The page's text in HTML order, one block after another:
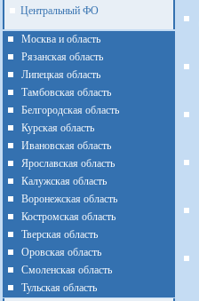
Центральный ФО
Москва и область
Рязанская область
Липецкая область
Тамбовская область
Белгородская область
Курская область
Ивановская область
Ярославская область
Калужская область
Воронежская область
Костромская область
Тверская область
Оровская область
Смоленская область
Тульская область